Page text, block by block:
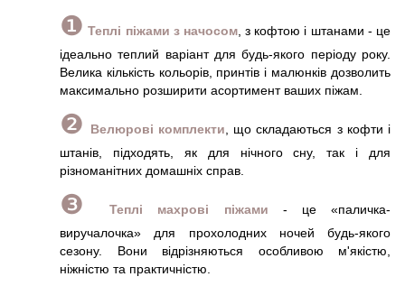
❶ Теплі піжами з начосом, з кофтою і штанами - це
ідеально теплий варіант для будь-якого періоду року.
Велика кількість кольорів, принтів і малюнків дозволить
максимально розширити асортимент ваших піжам.
❷ Велюрові комплекти , що складаються з кофти і
штанів, підходять, як для нічного сну, так і для
різноманітних домашніх справ.
❸ Теплі махрові піжами - це «паличка-
виручалочка» для прохолодних ночей будь-якого
сезону. Вони відрізняються особливою м'якістю,
ніжністю та практичністю.